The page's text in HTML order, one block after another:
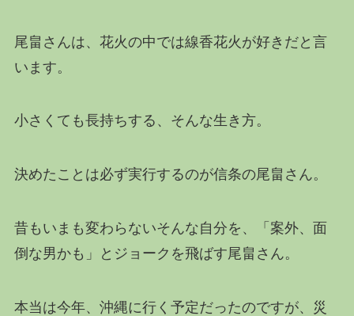
尾畠さんは、花火の中では線香花火が好きだと言
います。
小さくても長持ちする、そんな生き方。
決めたことは必ず実行するのが信条の尾畠さん。
昔もいまも変わらないそんな自分を、「案外、面
倒な男かも」とジョークを飛ばす尾畠さん。
本当は今年、沖縄に行く予定だったのですが、災